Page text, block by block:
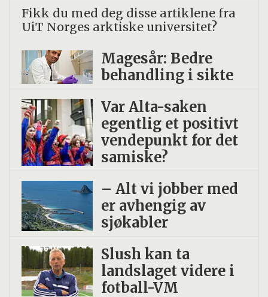
også fra grampositive bakterier, som ikke
har to membraner, men én kraftig
cellevegg.
Membranvesikler gir oss håp å kunne
behandle et bredt spekter med
infeksjonssykdommer og multiresistente
bakterier. Vesiklene inneholder proteiner
som styrker immunforsvaret, de er fulle av
bioaktive molekyler som DNA, og de er
veldig stabile. Det gir oss muligheten til å
utvikle nye vaksiner i kampen mot
Fikk du med deg disse artiklene fra
UiT Norges arktiske universitet?
Magesår: Bedre
behandling i sikte
Var Alta-saken
egentlig et positivt
vendepunkt for det
samiske?
– Alt vi jobber med
er avhengig av
sjøkabler
Slush kan ta
landslaget videre i
fotball-VM